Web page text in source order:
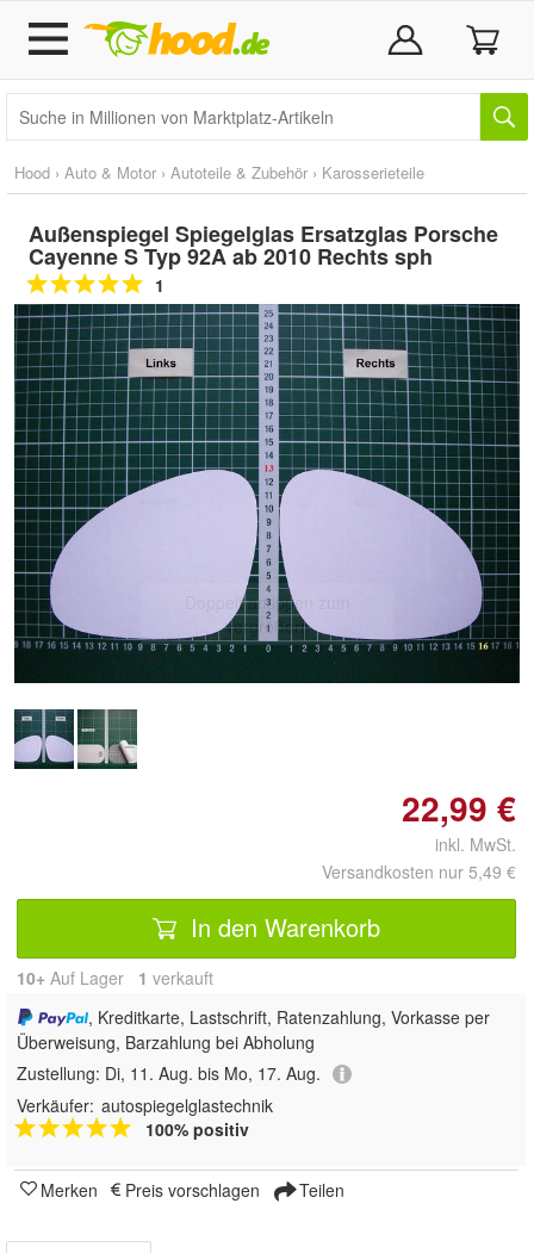
Hood › Auto & Motor › Autoteile & Zubehör › Karosserieteile
Außenspiegel Spiegelglas Ersatzglas Porsche
Cayenne S Typ 92A ab 2010 Rechts sph
1
Doppelt antippen zum
vergrößern
22,99 €
inkl. MwSt.
Versandkosten nur 5,49 €
In den Warenkorb
10+ Auf Lager 1 verkauft
, Kreditkarte, Lastschrift, Ratenzahlung, Vorkasse per
Überweisung, Barzahlung bei Abholung
Zustellung: Di, 11. Aug. bis Mo, 17. Aug.
Verkäufer: autospiegelglastechnik
100% positiv
Merken Preis vorschlagen Teilen